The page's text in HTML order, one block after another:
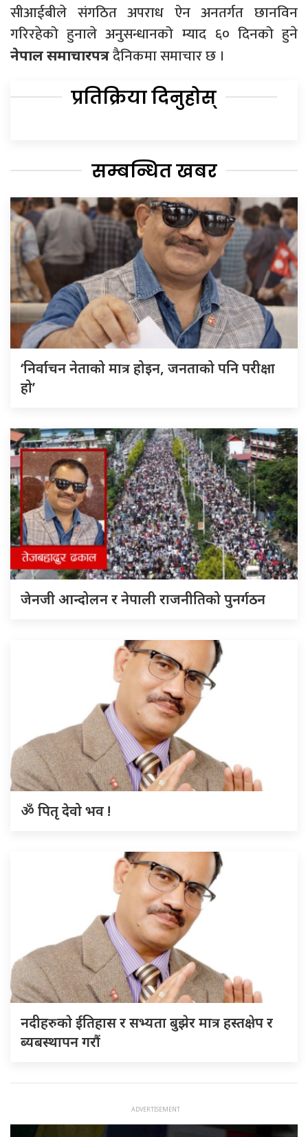
सीआईबीले संगठित अपराध ऐन अनतर्गत छानविन
गरिरहेको हुनाले अनुसन्धानको म्याद ६० दिनको हुने
नेपाल समाचारपत्रदैनिकमा समाचार छ ।
प्रतिक्रिया दिनुहोस्
सम्बन्धित खबर
‘निर्वाचन नेताको मात्र होइन, जनताको पनि परीक्षा
हो’
जेनजी आन्दोलन र नेपाली राजनीतिको पुनर्गठन
ॐ पितृ देवो भव !
नदीहरुकाे ईतिहास र सभ्यता बुझेर मात्र हस्तक्षेप र
ब्यबस्थापन गराैं